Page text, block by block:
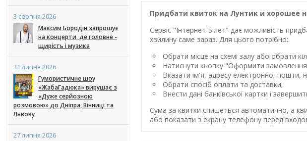
3 серпня 2026
Максим Бородін запрошує
на концерти, де головне -
щирість і музика
31 липня 2026
Гумористичне шоу
«ЖабаГадюка» вирушає з
«Дуже серйозною
розмовою» до Дніпра, Вінниці та
Львову
27 липня 2026
Придбати квиток на Лунтик и хорошее
Сервіс "Інтернет Білет" дає можливість
хвилину саме зараз. Для цього потрібно:
Обрати місце на схемі залу або обрати
Натиснути кнопку "Оформити
Вказати ім'я, адресу електронної пошти,
Обрати спосіб оплати та доставки;
Внести дані банківської картки і
Сума за квитки спишеться автоматично, а
або показати з екрану телефону перед